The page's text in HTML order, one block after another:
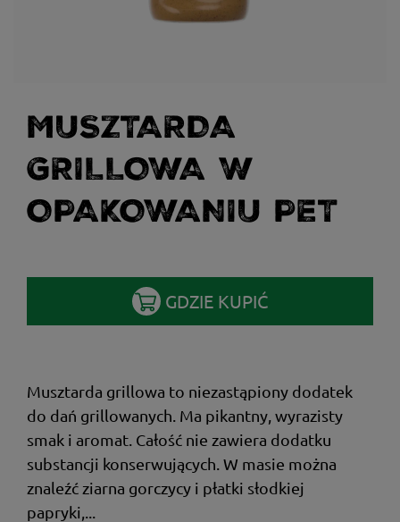
MUSZTARDA
GRILLOWA W
OPAKOWANIU PET
GDZIE KUPIĆ
Musztarda grillowa to niezastąpiony dodatek
do dań grillowanych. Ma pikantny, wyrazisty
smak i aromat. Całość nie zawiera dodatku
substancji konserwujących. W masie można
znaleźć ziarna gorczycy i płatki słodkiej
papryki,...